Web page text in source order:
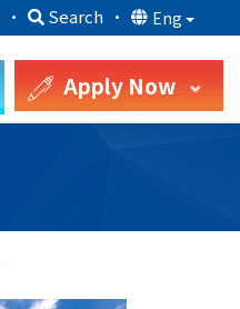
· Search · Eng
Apply Now